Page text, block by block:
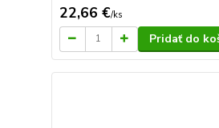
22,66 €/ks
Pridať do